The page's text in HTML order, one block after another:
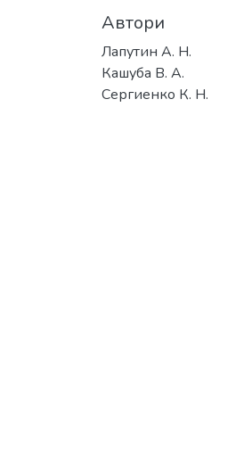
Автори
Лапутин А. Н.
Кашуба В. А.
Сергиенко К. Н.